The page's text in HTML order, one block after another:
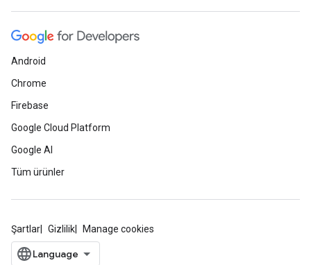
Android
Chrome
Firebase
Google Cloud Platform
Google AI
Tüm ürünler
Şartlar Gizlilik Manage cookies